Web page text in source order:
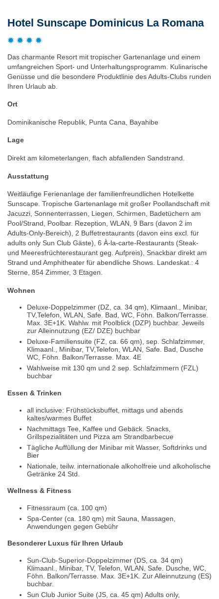
Hotel Sunscape Dominicus La Romana
Das charmante Resort mit tropischer Gartenanlage und einem
umfangreichen Sport- und Unterhaltungsprogramm. Kulinarische
Genüsse und die besondere Produktlinie des Adults-Clubs runden
Ihren Urlaub ab.
Ort
Dominikanische Republik, Punta Cana, Bayahibe
Lage
Direkt am kilometerlangen, flach abfallenden Sandstrand.
Ausstattung
Weitläufige Ferienanlage der familienfreundlichen Hotelkette
Sunscape. Tropische Gartenanlage mit großer Poollandschaft mit
Jacuzzi, Sonnenterrassen, Liegen, Schirmen, Badetüchern am
Pool/Strand, Poolbar. Rezeption, WLAN, 9 Bars (davon 2 im
Adults-Only-Bereich), 2 Buffetrestaurants (davon eins excl. für
adults only Sun Club Gäste), 6 À-la-carte-Restaurants (Steak-
und Meeresfrüchterestaurant geg. Aufpreis), Snackbar direkt am
Strand und Amphitheater für abendliche Shows. Landeskat.: 4
Sterne, 854 Zimmer, 3 Etagen.
Wohnen
Deluxe-Doppelzimmer (DZ, ca. 34 qm), Klimaanl., Minibar,
TV,Telefon, WLAN, Safe. Bad, WC, Föhn. Balkon/Terrasse.
Max. 3E+1K. Wahlw. mit Poolblick (DZP) buchbar. Jeweils
zur Alleinnutzung (EZ/ DZE) buchbar
Deluxe-Familiensuite (FZ, ca. 66 qm), sep. Schlafzimmer,
Klimaanl., Minibar, TV,Telefon, WLAN, Safe. Bad, Dusche
WC, Föhn. Balkon/Terrasse. Max. 4E
Wahlweise mit 130 qm und 2 sep. Schlafzimmern (FZL)
buchbar
Essen & Trinken
all inclusive: Frühstücksbuffet, mittags und abends
kaltes/warmes Buffet
Nachmittags Tee, Kaffee und Gebäck. Snacks,
Grillspezialitäten und Pizza am Strandbarbecue
Tägliche Auffüllung der Minibar mit Wasser, Softdrinks und
Bier
Nationale, teilw. internationale alkoholfreie und alkoholische
Getränke 24 Std.
Wellness & Fitness
Fitnessraum (ca. 100 qm)
Spa-Center (ca. 180 qm) mit Sauna, Massagen,
Anwendungen gegen Gebühr
Besonderer Luxus für Ihren Urlaub
Sun-Club-Superior-Doppelzimmer (DS, ca. 34 qm)
Klimaanl., Minibar, TV, Telefon, WLAN, Safe. Dusche, WC,
Föhn. Balkon/Terrasse. Max. 3E+1K. Zur Alleinnutzung (ES)
buchbar.
Sun Club Junior Suite (JS, ca. 45 qm) Adults only,